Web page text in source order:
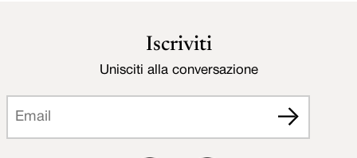
Iscriviti
Unisciti alla conversazione